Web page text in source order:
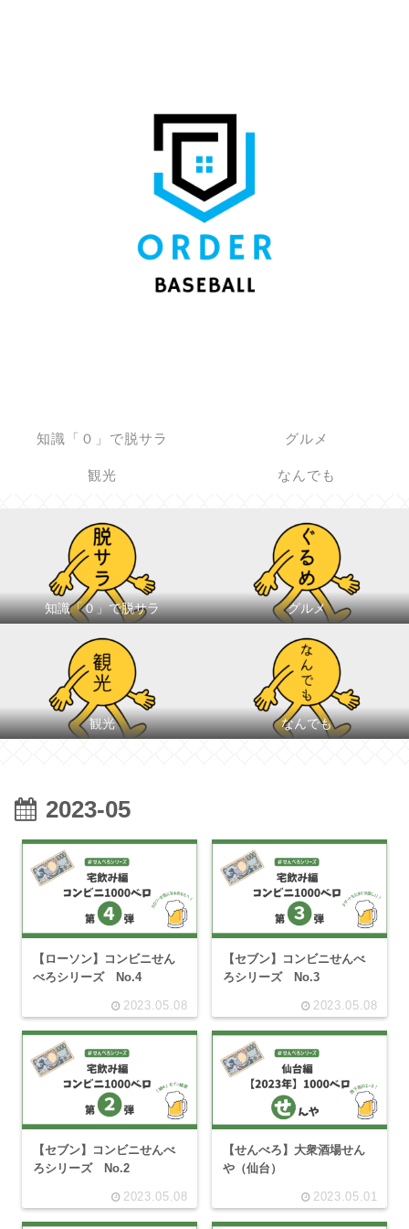
知識「０」で脱サラ グルメ
観光 なんでも
知識「０」で脱サラ グルメ
観光 なんでも
2023-05
【ローソン】コンビニせん
べろシリーズ No.4
2023.05.08
【セブン】コンビニせんべ
ろシリーズ No.3
2023.05.08
【セブン】コンビニせんべ
ろシリーズ No.2
2023.05.08
【せんべろ】大衆酒場せん
や（仙台）
2023.05.01